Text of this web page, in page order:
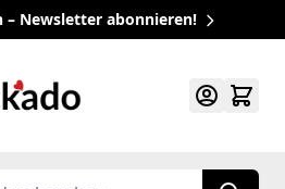
– Newsletter abonnieren!